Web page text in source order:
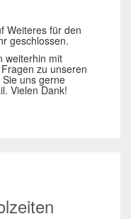
Weiteres für den
geschlossen.
weiterhin mit
zu unseren
uns gerne
Vielen Dank!